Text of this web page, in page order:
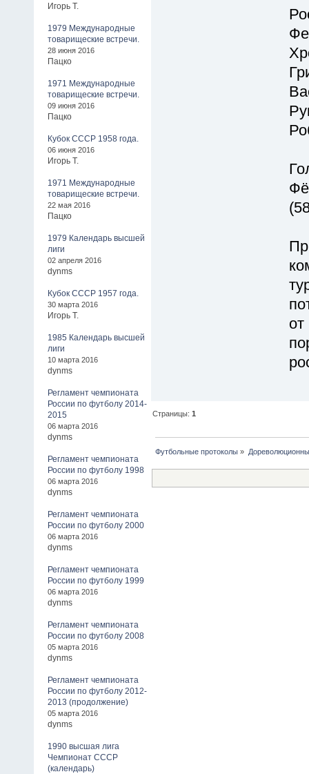
Игорь Т.
1979 Международные
товарищеские встречи.
28 июня 2016
Пацко
1971 Международные
товарищеские встречи.
09 июня 2016
Пацко
Кубок СССР 1958 года.
06 июня 2016
Игорь Т.
1971 Международные
товарищеские встречи.
22 мая 2016
Пацко
1979 Календарь высшей
лиги
02 апреля 2016
dynms
Кубок СССР 1957 года.
30 марта 2016
Игорь Т.
1985 Календарь высшей
лиги
10 марта 2016
dynms
Регламент чемпионата
России по футболу 2014-
2015
06 марта 2016
dynms
Регламент чемпионата
России по футболу 1998
06 марта 2016
dynms
Регламент чемпионата
России по футболу 2000
06 марта 2016
dynms
Регламент чемпионата
России по футболу 1999
06 марта 2016
dynms
Регламент чемпионата
России по футболу 2008
05 марта 2016
dynms
Регламент чемпионата
России по футболу 2012-
2013 (продолжение)
05 марта 2016
dynms
1990 высшая лига
Чемпионат СССР
(календарь)
Страницы:1
Футбольные протоколы »